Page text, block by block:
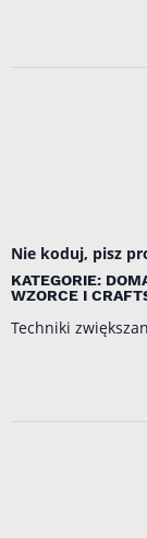
Nie koduj, pisz
KATEGORIE:
WZORCE I
Techniki